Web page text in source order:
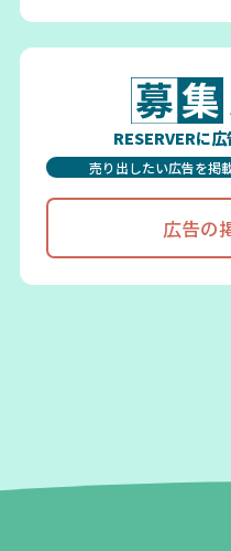
RESERVERに
売り出したい広告を掲
広告の